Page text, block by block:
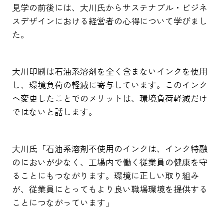
見学の前後には、大川氏からサステナブル・ビジネ
スデザインにおける経営者の心得について学びまし
た。
大川印刷は石油系溶剤を全く含まないインクを使用
し、環境負荷の軽減に寄与しています。このインク
へ変更したことでのメリットは、環境負荷軽減だけ
ではないと話します。
大川氏「石油系溶剤不使用のインクは、インク特融
のにおいが少なく、工場内で働く従業員の健康を守
ることにもつながります。環境に正しい取り組み
が、従業員にとってもより良い職場環境を提供する
ことにつながっています」